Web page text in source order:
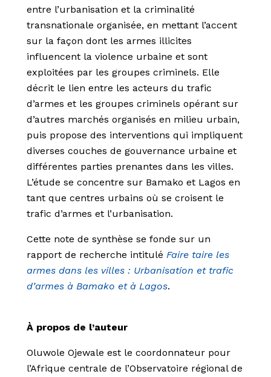
entre l’urbanisation et la criminalité
transnationale organisée, en mettant l’accent
sur la façon dont les armes illicites
influencent la violence urbaine et sont
exploitées par les groupes criminels. Elle
décrit le lien entre les acteurs du trafic
d’armes et les groupes criminels opérant sur
d’autres marchés organisés en milieu urbain,
puis propose des interventions qui impliquent
diverses couches de gouvernance urbaine et
différentes parties prenantes dans les villes.
L’étude se concentre sur Bamako et Lagos en
tant que centres urbains où se croisent le
trafic d’armes et l’urbanisation.
Cette note de synthèse se fonde sur un
rapport de recherche intitulé Faire taire les
armes dans les villes : Urbanisation et trafic
d’armes à Bamako et à Lagos.
À propos de l’auteur
Oluwole Ojewale est le coordonnateur pour
l’Afrique centrale de l’Observatoire régional de